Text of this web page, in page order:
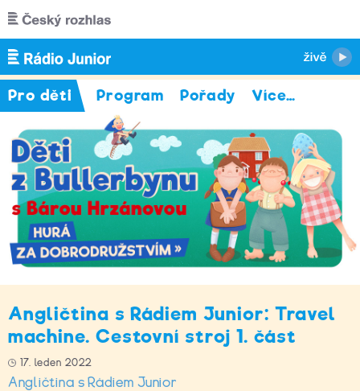
Přejít k hlavnímu obsahu
Pro děti Program Pořady Více…
Angličtina s Rádiem Junior: Travel
machine. Cestovní stroj 1. část
17. leden 2022
Angličtina s Rádiem Junior